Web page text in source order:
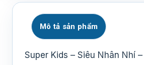
Mô tả sản phẩm
Super Kids – Siêu Nhân Nhí